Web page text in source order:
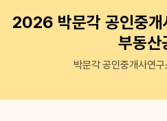
2026 박문각 공인중개
부동산
박문각 공인중개사연